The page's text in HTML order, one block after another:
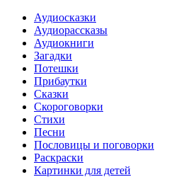
Аудиосказки
Аудиорассказы
Аудиокниги
Загадки
Потешки
Прибаутки
Сказки
Скороговорки
Стихи
Песни
Пословицы и поговорки
Раскраски
Картинки для детей